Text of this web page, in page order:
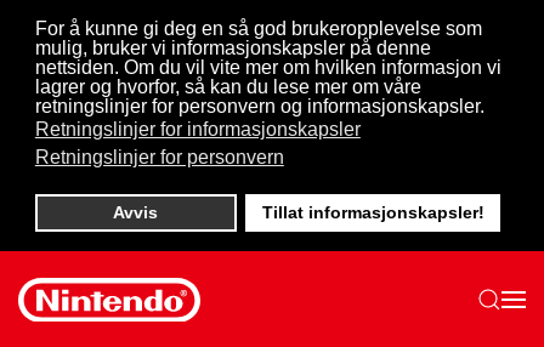
For å kunne gi deg en så god brukeropplevelse som
mulig, bruker vi informasjonskapsler på denne
nettsiden. Om du vil vite mer om hvilken informasjon vi
lagrer og hvorfor, så kan du lese mer om våre
retningslinjer for personvern og informasjonskapsler.
Retningslinjer for informasjonskapsler
Retningslinjer for personvern
Avvis Tillat informasjonskapsler!
Skip to main content